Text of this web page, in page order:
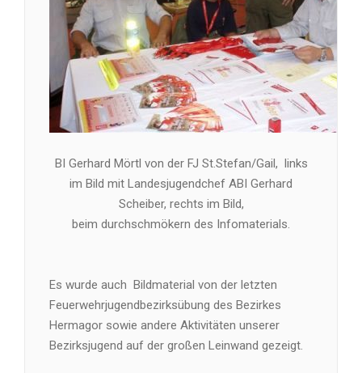
BI Gerhard Mörtl von der FJ St.Stefan/Gail, links
im Bild mit Landesjugendchef ABI Gerhard
Scheiber, rechts im Bild,
beim durchschmökern des Infomaterials.
Es wurde auch Bildmaterial von der letzten
Feuerwehrjugendbezirksübung des Bezirkes
Hermagor sowie andere Aktivitäten unserer
Bezirksjugend auf der großen Leinwand gezeigt.